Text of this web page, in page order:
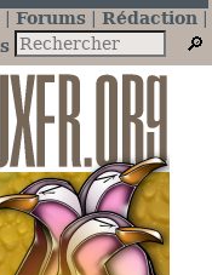
Forums
Rédaction